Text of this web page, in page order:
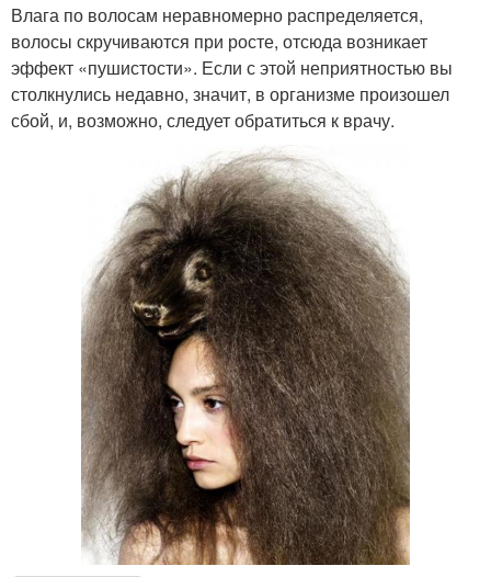
Влага по волосам неравномерно распределяется,
волосы скручиваются при росте, отсюда возникает
эффект «пушистости». Если с этой неприятностью вы
столкнулись недавно, значит, в организме произошел
сбой, и, возможно, следует обратиться к врачу.